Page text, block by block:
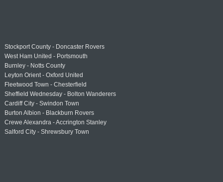
Stockport County - Doncaster Rovers
West Ham United - Portsmouth
Burnley - Notts County
Leyton Orient - Oxford United
Fleetwood Town - Chesterfield
Sheffield Wednesday - Bolton Wanderers
Cardiff City - Swindon Town
Burton Albion - Blackburn Rovers
Crewe Alexandra - Accrington Stanley
Salford City - Shrewsbury Town